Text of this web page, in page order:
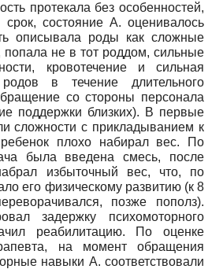
протекала без особенностей,
состояние А. оценивалось
описывала роды как сложные
не в тот роддом, сильные
кровотечение и сильная
в течение длительного
со стороны персонала
поддержки близких). В первые
сложности с прикладыванием к
ребенок плохо набирал вес. По
была введена смесь, после
избыточный вес, что, по
его физическому развитию (к 8
позже пополз).
задержку психомоторного
реабилитацию. По оценке
на момент обращения
навыки А. соответствовали